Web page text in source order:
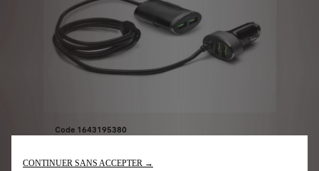
Code 1643195380
AVANT + 2 USB ARRIERE
CONTINUER SANS ACCEPTER →